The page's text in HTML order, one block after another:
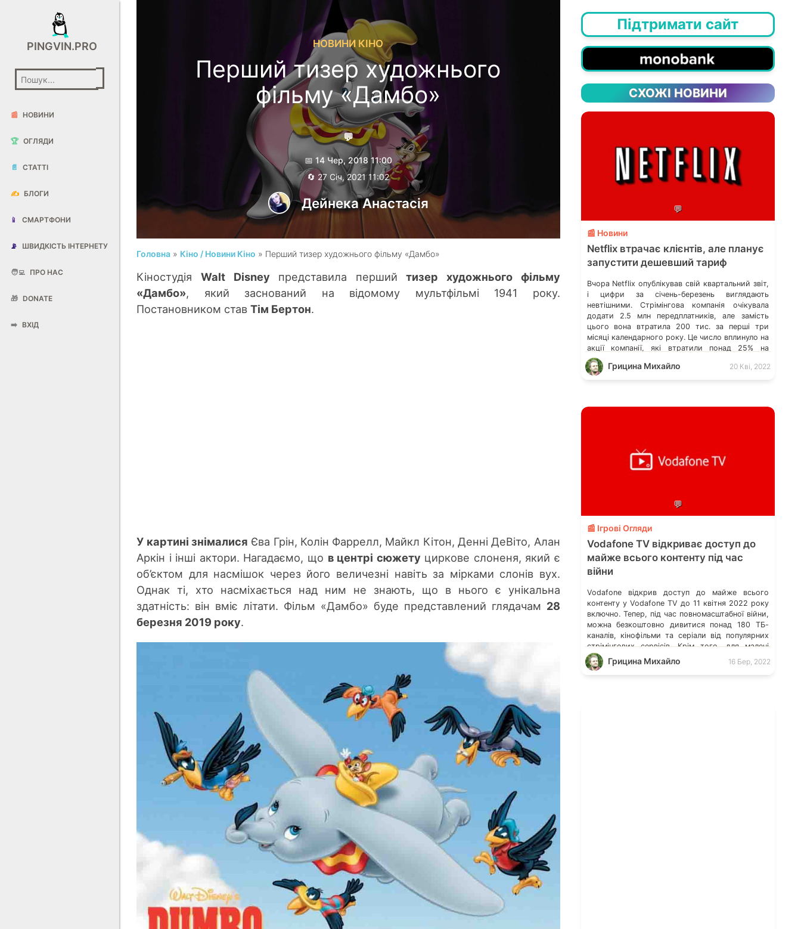
PINGVIN.PRO
📰 НОВИНИ
🏆 ОГЛЯДИ
📄 СТАТТІ
✍️ БЛОГИ
📱 СМАРТФОНИ
📡 ШВИДКІСТЬ ІНТЕРНЕТУ
🧑‍💻 ПРО НАС
🎁 DONATE
➡️ ВХІД
НОВИНИ КІНО
Перший тизер художнього
фільму «Дамбо»
💬
📅 14 Чер, 2018 11:00
🔄 27 Січ, 2021 11:02
Дейнека Анастасiя
Головна » Кіно / Новини Кіно » Перший тизер художнього фільму «Дамбо»
Кіностудія Walt Disneyпредставила першийтизер художнього фільму
«Дамбо», який заснований на відомому мультфільмі 1941 року.
Постановником ставТім Бертон.
У картині знімалися Єва Грін, Колін Фаррелл, Майкл Кітон, Денні ДеВіто, Алан
Аркін і інші актори. Нагадаємо, що в центрі сюжетуциркове слоненя, який є
об’єктом для насмішок через його величезні навіть за мірками слонів вух.
Однак ті, хто насміхається над ним не знають, що в нього є унікальна
здатність: він вміє літати. Фільм «Дамбо» буде представлений глядачам 28
березня 2019 року.
Підтримати сайт
СХОЖІ НОВИНИ
💬
📰 Новини
Netflix втрачає клієнтів, але планує
запустити дешевший тариф
Вчора Netflix опублікував свій квартальний звіт,
і цифри за січень-березень виглядають
невтішними. Стрімінгова компанія очікувала
додати 2.5 млн передплатників, але замість
цього вона втратила 200 тис. за перші три
місяці календарного року. Це число вплинуло на
акції компанії, які втратили понад 25% на
торгах у неробочий час. Рід Хастінґс (Reed
Hastings), генеральний директор Netflix,
Грицина Михайло 20 Кві, 2022
💬
📰 Ігрові Огляди
Vodafone TV відкриває доступ до
майже всього контенту під час
війни
Vodafone відкрив доступ до майже всього
контенту у Vodafone TV до 11 квітня 2022 року
включно. Тепер, під час повномасштабної війни,
можна безкоштовно дивитися понад 180 ТБ-
каналів, кінофільми та серіали від популярних
стрімінгових сервісів. Крім того, для малечі
будуть доступні мультфільми та аудіоказки.
Низка каналів розпочала щоденну трансляцію
Грицина Михайло 16 Бер, 2022